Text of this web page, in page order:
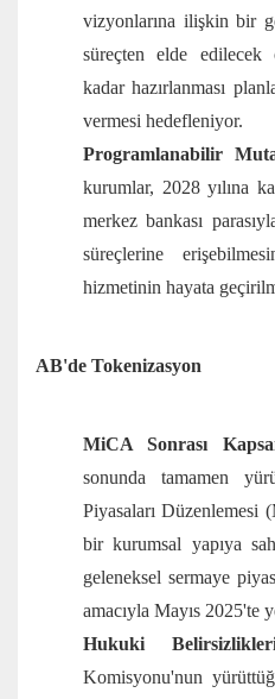
vizyonlarına ilişkin bir
süreçten elde edilecek
kadar hazırlanması
vermesi hedefleniyor.
Programlanabilir
kurumlar, 2028 yılına
merkez bankası
süreçlerine
hizmetinin hayata
AB'de Tokenizasyon
MiCA Sonrası
sonunda tamamen
Piyasaları Düzenlemesi
bir kurumsal yapıya
geleneksel sermaye
amacıyla Mayıs 2025'te
Hukuki
Komisyonu'nun